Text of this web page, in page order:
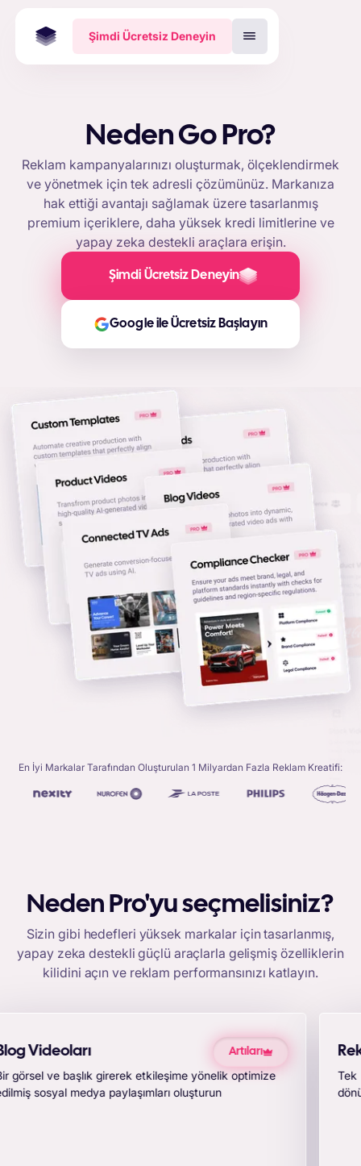
Şimdi Ücretsiz Deneyin
Neden Go Pro?
Reklam kampanyalarınızı oluşturmak, ölçeklendirmek
ve yönetmek için tek adresli çözümünüz. Markanıza
hak ettiği avantajı sağlamak üzere tasarlanmış
premium içeriklere, daha yüksek kredi limitlerine ve
yapay zeka destekli araçlara erişin.
Şimdi Ücretsiz Deneyin
Google ile Ücretsiz Başlayın
En İyi Markalar Tarafından Oluşturulan 1 Milyardan Fazla Reklam Kreatifi:
Neden Pro'yu seçmelisiniz?
Sizin gibi hedefleri yüksek markalar için tasarlanmış,
yapay zeka destekli güçlü araçlarla gelişmiş özelliklerin
kilidini açın ve reklam performansınızı katlayın.
Reklam Videoları Artıları
Tek bir görsel yükleyerek ürünleriniz için yüksek
dönüşüm oranına sahip kısa video reklamlar oluşturun